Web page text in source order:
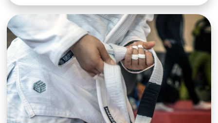
bouwen we verder aan sterke vechtsportclubs en aan kansen
voor jongeren die een extra steuntje in de rug kunnen
gebruiken.